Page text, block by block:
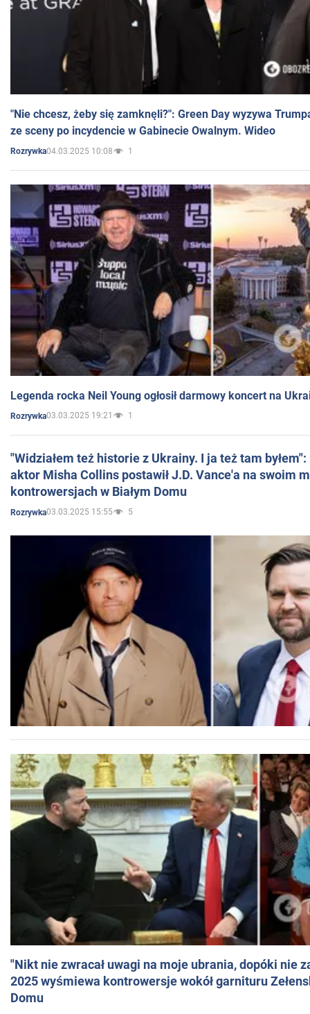
"Nie chcesz, żeby się zamknęli?": Green Day wyzywa
ze sceny po incydencie w Gabinecie Owalnym. Wideo
Rozrywka04.03.2025 10:08 1
Legenda rocka Neil Young ogłosił darmowy koncert na
Rozrywka03.03.2025 19:21 1
"Widziałem też historie z Ukrainy. I ja też tam
aktor Misha Collins postawił J.D. Vance'a na swoim
kontrowersjach w Białym Domu
Rozrywka03.03.2025 15:55 5
"Nikt nie zwracał uwagi na moje ubrania, dopóki nie
2025 wyśmiewa kontrowersje wokół garnituru
Domu